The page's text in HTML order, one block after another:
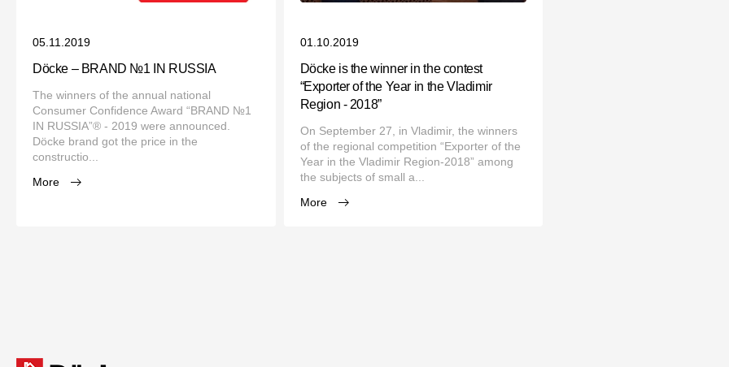
05.11.2019
Döcke – BRAND №1 IN RUSSIA
The winners of the annual national
Consumer Confidence Award “BRAND №1
IN RUSSIA”® - 2019 were announced.
Döcke brand got the price in the
constructio...
More
01.10.2019
Döcke is the winner in the contest
“Exporter of the Year in the Vladimir
Region - 2018”
On September 27, in Vladimir, the winners
of the regional competition “Exporter of the
Year in the Vladimir Region-2018” among
the subjects of small a...
More